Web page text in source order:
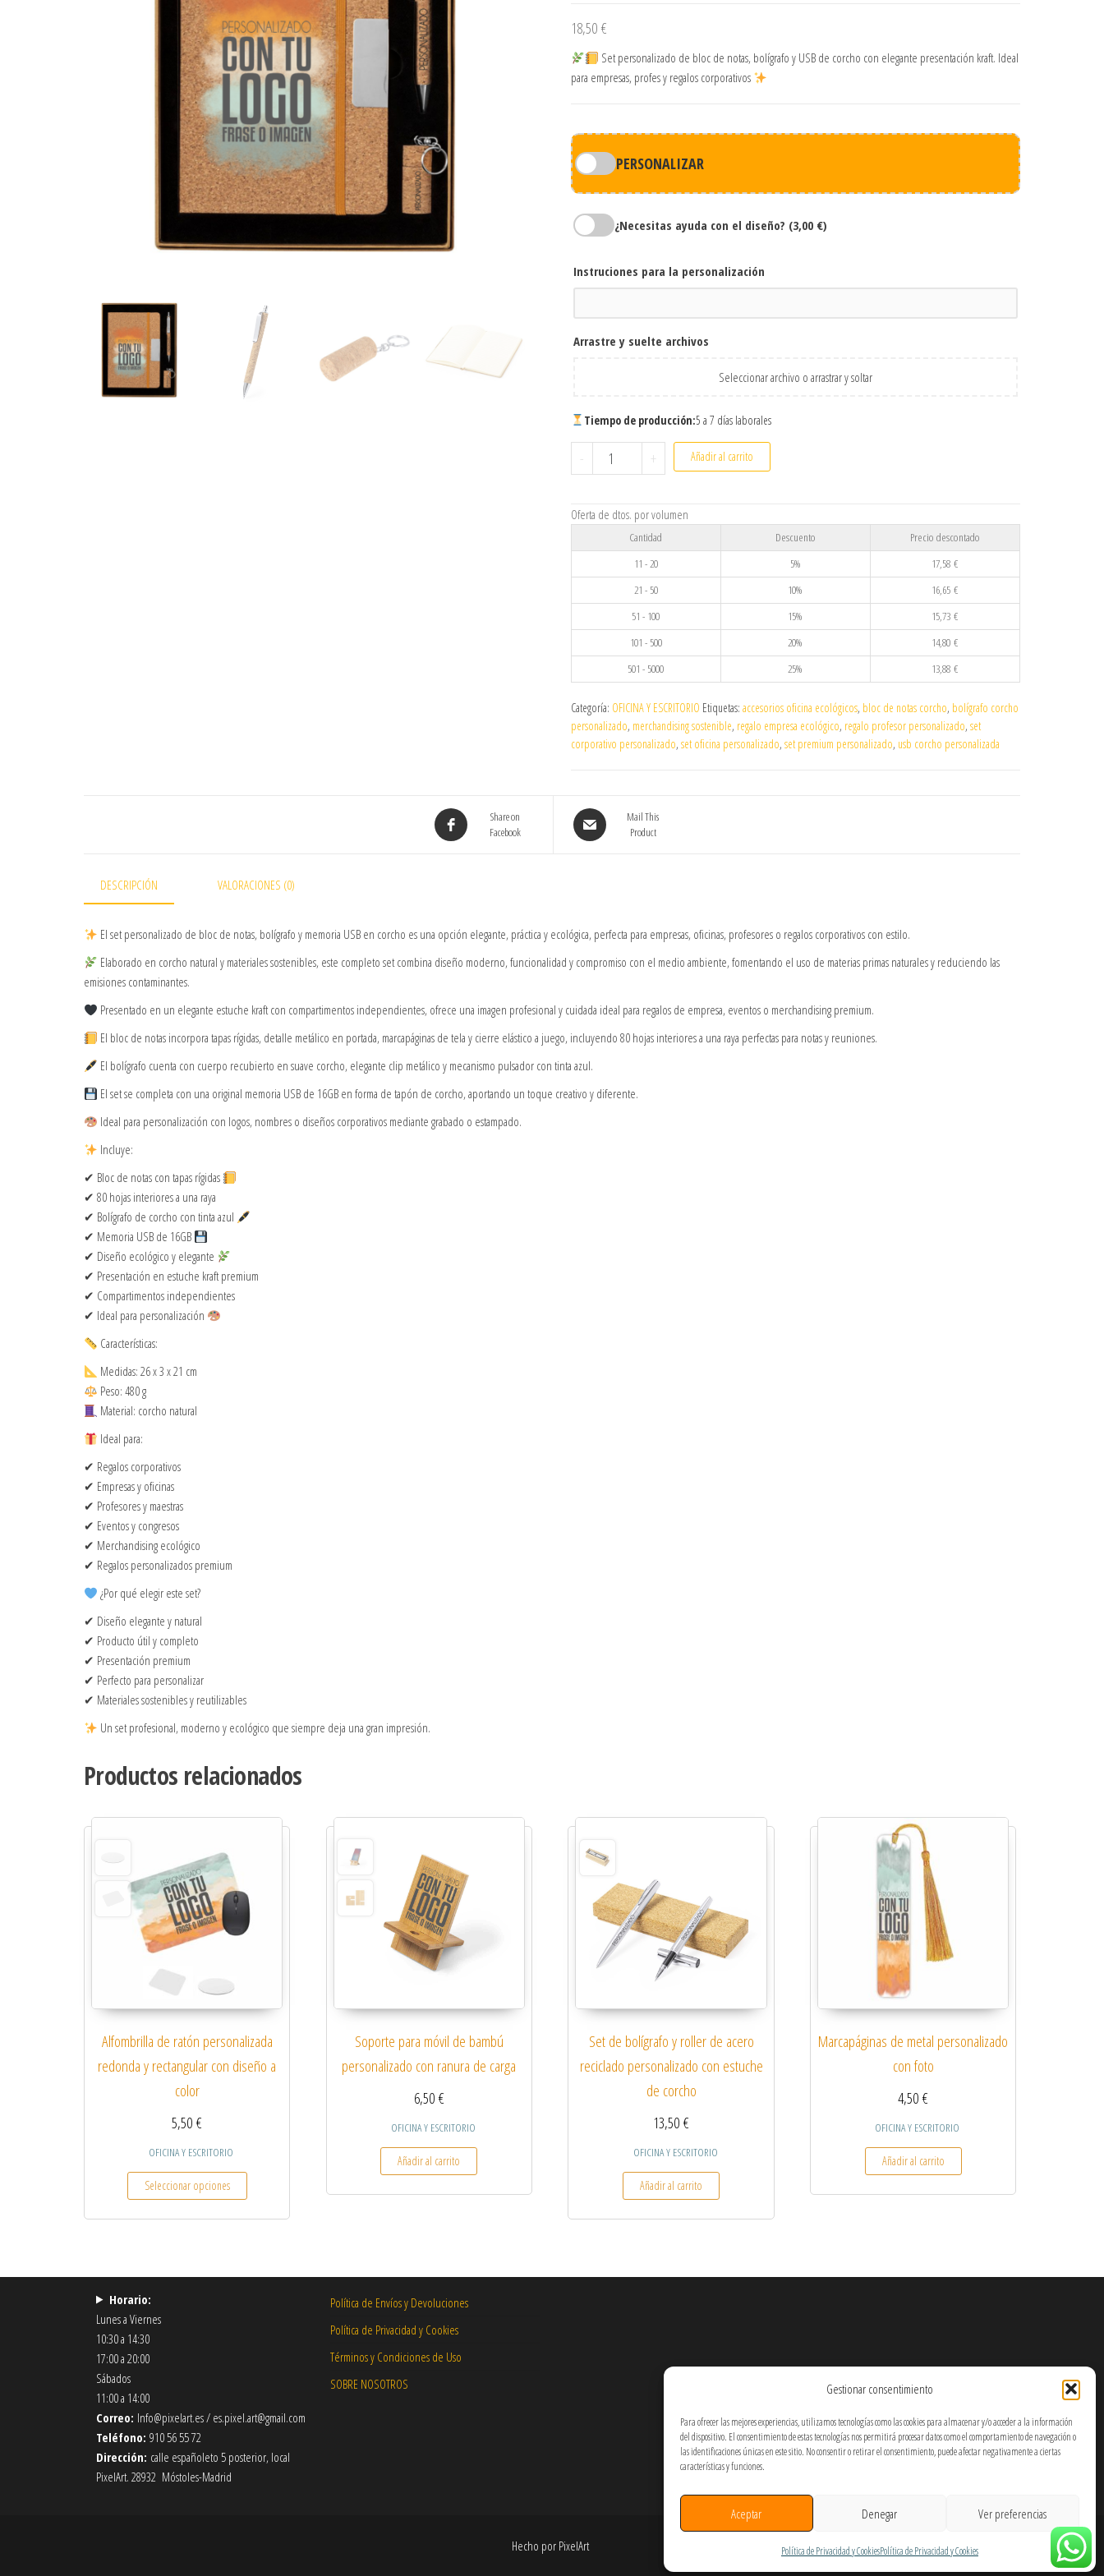
Gestionar consentimiento
Para ofrecer las mejores experiencias, utilizamos tecnologías como las cookies para almacenar y/o acceder a la información
del dispositivo. El consentimiento de estas tecnologías nos permitirá procesar datos como el comportamiento de navegación o
las identificaciones únicas en este sitio. No consentir o retirar el consentimiento, puede afectar negativamente a ciertas
características y funciones.
Aceptar Denegar Ver preferencias
Política de Privacidad y CookiesPolítica de Privacidad y Cookies
18,50 €
Set personalizado de bloc de notas, bolígrafo y USB de corcho con elegante presentación kraft. Ideal
para empresas, profes y regalos corporativos
PERSONALIZAR
¿Necesitas ayuda con el diseño? (3,00 €)
Instruciones para la personalización
Arrastre y suelte archivos
Seleccionar archivo o arrastrar y soltar
Tiempo de producción:5 a 7 días laborales
- Set de Bloc de Notas, Bolígrafo y USB Personalizable | Elegancia Natural y Tecnología cantidad
+ Añadir al carrito
Oferta de dtos. por volumen
Cantidad Descuento
Precio descontado
11 - 20
5% 17,58€
21 - 50
10% 16,65€
51 - 100
15% 15,73€
101 - 500
20% 14,80€
501 - 5000
25% 13,88€
Categoría: OFICINA Y ESCRITORIO Etiquetas: accesorios oficina ecológicos, bloc de notas corcho, bolígrafo corcho
personalizado, merchandising sostenible, regalo empresa ecológico, regalo profesor personalizado, set
corporativo personalizado, set oficina personalizado, set premium personalizado, usb corcho personalizada
Share on
Facebook
Mail This
Product
DESCRIPCIÓN VALORACIONES (0)
El set personalizado de bloc de notas, bolígrafo y memoria USB en corcho es una opción elegante, práctica y ecológica, perfecta para empresas, oficinas, profesores o regalos corporativos con estilo.
Elaborado en corcho natural y materiales sostenibles, este completo set combina diseño moderno, funcionalidad y compromiso con el medio ambiente, fomentando el uso de materias primas naturales y reduciendo las
emisiones contaminantes.
Presentado en un elegante estuche kraft con compartimentos independientes, ofrece una imagen profesional y cuidada ideal para regalos de empresa, eventos o merchandising premium.
El bloc de notas incorpora tapas rígidas, detalle metálico en portada, marcapáginas de tela y cierre elástico a juego, incluyendo 80 hojas interiores a una raya perfectas para notas y reuniones.
El bolígrafo cuenta con cuerpo recubierto en suave corcho, elegante clip metálico y mecanismo pulsador con tinta azul.
El set se completa con una original memoria USB de 16GB en forma de tapón de corcho, aportando un toque creativo y diferente.
Ideal para personalización con logos, nombres o diseños corporativos mediante grabado o estampado.
Incluye:
✔ Bloc de notas con tapas rígidas
✔ 80 hojas interiores a una raya
✔ Bolígrafo de corcho con tinta azul
✔ Memoria USB de 16GB
✔ Diseño ecológico y elegante
✔ Presentación en estuche kraft premium
✔ Compartimentos independientes
✔ Ideal para personalización
Características:
Medidas: 26 x 3 x 21 cm
Peso: 480 g
Material: corcho natural
Ideal para:
✔ Regalos corporativos
✔ Empresas y oficinas
✔ Profesores y maestras
✔ Eventos y congresos
✔ Merchandising ecológico
✔ Regalos personalizados premium
¿Por qué elegir este set?
✔ Diseño elegante y natural
✔ Producto útil y completo
✔ Presentación premium
✔ Perfecto para personalizar
✔ Materiales sostenibles y reutilizables
Un set profesional, moderno y ecológico que siempre deja una gran impresión.
Productos relacionados
Alfombrilla de ratón personalizada
redonda y rectangular con diseño a
color
5,50€
OFICINA Y ESCRITORIO
Seleccionar opciones
Este producto tiene múltiples variantes. Las opciones se pueden elegir en la página de producto
Soporte para móvil de bambú
personalizado con ranura de carga
6,50€
OFICINA Y ESCRITORIO
Añadir al carrito
Set de bolígrafo y roller de acero
reciclado personalizado con estuche
de corcho
13,50€
OFICINA Y ESCRITORIO
Añadir al carrito
Marcapáginas de metal personalizado
con foto
4,50€
OFICINA Y ESCRITORIO
Añadir al carrito
Horario:
Lunes a Viernes
10:30 a 14:30
17:00 a 20:00
Sábados
11:00 a 14:00
Correo: Info@pixelart.es / es.pixel.art@gmail.com
Teléfono: 910 56 55 72
Dirección: calle españoleto 5 posterior, local
PixelArt. 28932 Móstoles-Madrid
Política de Envíos y Devoluciones
Política de Privacidad y Cookies
Términos y Condiciones de Uso
SOBRE NOSOTROS
Hecho por PixelArt